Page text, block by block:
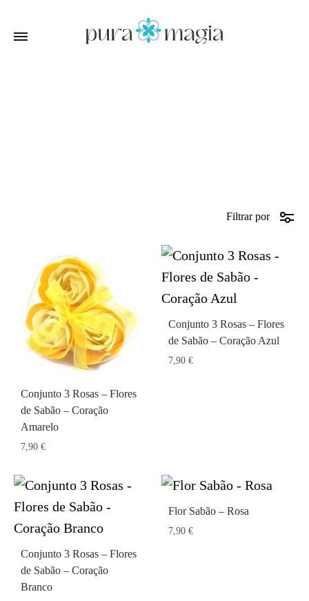
Filtrar por
Conjunto 3 Rosas – Flores
de Sabão – Coração
Amarelo
7,90 €
Conjunto 3 Rosas – Flores
de Sabão – Coração Azul
7,90 €
Conjunto 3 Rosas – Flores
de Sabão – Coração
Branco
Flor Sabão – Rosa
7,90 €